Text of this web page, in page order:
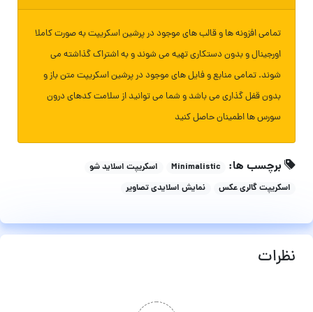
تمامی افزونه ها و قالب های موجود در پرشین اسکریپت به صورت کاملا
اورجینال و بدون دستکاری تهیه می شوند و به اشتراک گذاشته می
شوند. تمامی منابع و فایل های موجود در پرشین اسکریپت متن باز و
بدون قفل گذاری می باشد و شما می توانید از سلامت کدهای درون
سورس ها اطمینان حاصل کنید
برچسب ها: Minimalistic
اسکریپت اسلاید شو
اسکریپت گالری عکس
نمایش اسلایدی تصاویر
نظرات